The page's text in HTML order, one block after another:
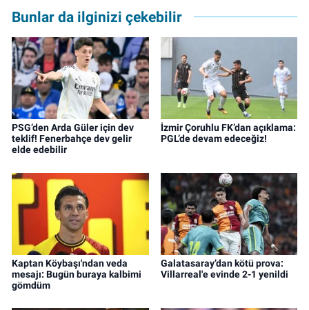
Bunlar da ilginizi çekebilir
PSG’den Arda Güler için dev
teklif! Fenerbahçe dev gelir
elde edebilir
İzmir Çoruhlu FK’dan açıklama:
PGL’de devam edeceğiz!
Kaptan Köybaşı'ndan veda
mesajı: Bugün buraya kalbimi
gömdüm
Galatasaray’dan kötü prova:
Villarreal'e evinde 2-1 yenildi